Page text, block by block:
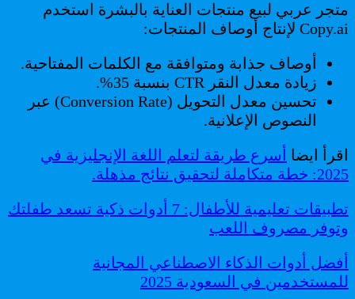
متجر عربي لبيع منتجات العناية بالبشرة استخدم
Copy.ai لإنتاج أوصاف المنتجات:
أوصاف جذابة ومتوافقة مع الكلمات المفتاحية.
زيادة معدل النقر CTR بنسبة 35%.
تحسين معدل التحويل (Conversion Rate) عبر
النصوص الإعلانية.
اقرأ ايضا
أسرع طريقة لتعلم اللغة الإنجليزية في
2025: خطة متكاملة لتحقيق نتائج مذهلة.
تطبيقات تعليمية للأطفال: 7 أدوات ذكية تسعد طفلتك
وتوفر مصروف اللعب
أفضل أدوات الذكاء الاصطناعي المجانية
للمستخدمين في السعودية 2025